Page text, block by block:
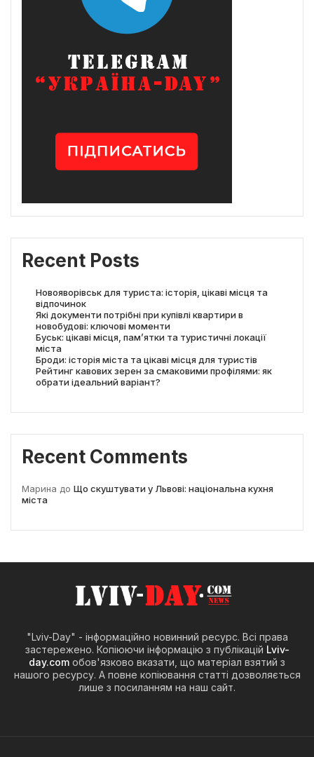
Recent Posts
Новояворівськ для туриста: історія, цікаві місця та
відпочинок
Які документи потрібні при купівлі квартири в
новобудові: ключові моменти
Буськ: цікаві місця, пам’ятки та туристичні локації
міста
Броди: історія міста та цікаві місця для туристів
Рейтинг кавових зерен за смаковими профілями: як
обрати ідеальний варіант?
Recent Comments
Марина до Що скуштувати у Львові: національна кухня
міста
"Lviv-Day" - інформаційно новинний ресурс. Всі права
застережено. Копіюючи інформацію з публікацій Lviv-
day.com обов'язково вказати, що матеріал взятий з
нашого ресурсу. А повне копіювання статті дозволяється
лише з посиланням на наш сайт.